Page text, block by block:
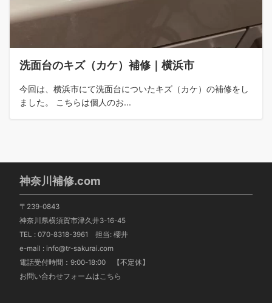
洗面台のキズ（カケ）補修｜横浜市
今回は、横浜市にて洗面台についたキズ（カケ）の補修をし
ました。 こちらは個人のお...
神奈川補修.com
〒239-0843
神奈川県横須賀市津久井3-16-45
TEL : 070-8318-3961 担当: 櫻井
e-mail : info@tr-sakurai.com
電話受付時間：9:00-18:00 【不定休】
お問い合わせフォームはこちら